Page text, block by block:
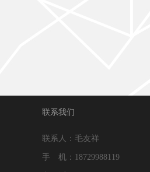
联系我们
联系人：毛友祥
手 机：18729988119